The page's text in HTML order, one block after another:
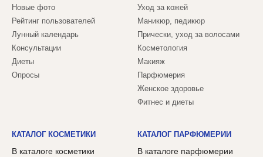
Новые фото
Рейтинг пользователей
Лунный календарь
Консультации
Диеты
Опросы
Уход за кожей
Маникюр, педикюр
Прически, уход за волосами
Косметология
Макияж
Парфюмерия
Женское здоровье
Фитнес и диеты
КАТАЛОГ КОСМЕТИКИ
В каталоге косметики
КАТАЛОГ ПАРФЮМЕРИИ
В каталоге парфюмерии